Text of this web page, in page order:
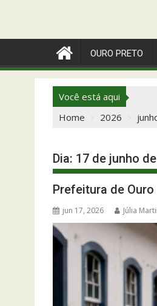
OURO PRETO
Você está aqui
Home
2026
Dia: 17 de junho
Prefeitura de
jun 17, 2026 Júlia